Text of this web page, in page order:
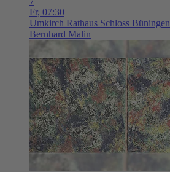
Fr, 07:30
Umkirch Rathaus Schloss Büningen
Bernhard Malin